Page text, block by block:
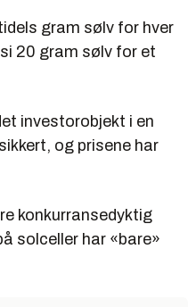
gram sølv for hver
20 gram sølv for et
investorobjekt i en
og prisene har
konkurransedyktig
solceller har «bare»